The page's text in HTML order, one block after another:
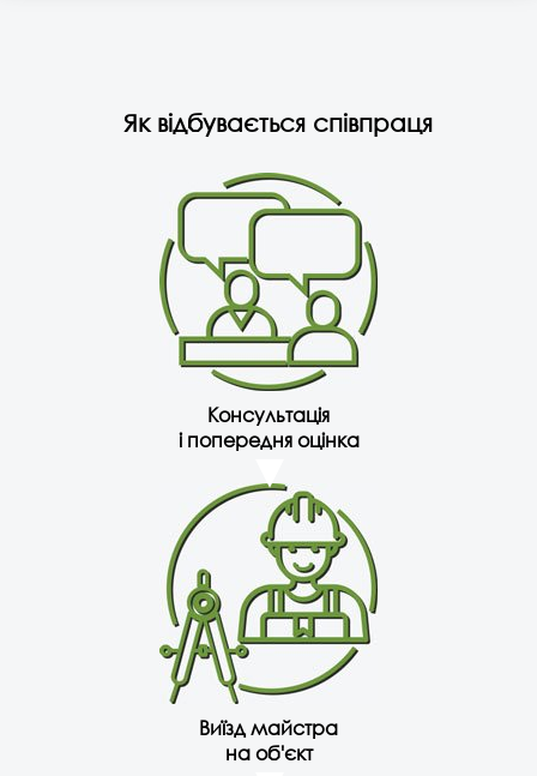
Як відбувається співпраця
Консультація
і попередня оцінка
Виїзд майстра
на об'єкт